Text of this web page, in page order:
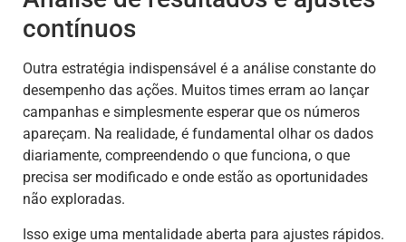
contínuos
Outra estratégia indispensável é a análise constante do
desempenho das ações. Muitos times erram ao lançar
campanhas e simplesmente esperar que os números
apareçam. Na realidade, é fundamental olhar os dados
diariamente, compreendendo o que funciona, o que
precisa ser modificado e onde estão as oportunidades
não exploradas.
Isso exige uma mentalidade aberta para ajustes rápidos.